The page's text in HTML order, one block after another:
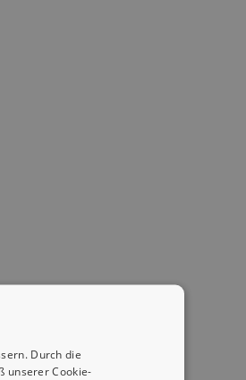
Durch die
unserer Cookie-